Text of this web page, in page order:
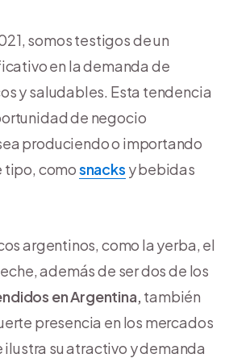
somos testigos de un
en la demanda de
y saludables. Esta tendencia
de negocio
produciendo o importando
tipo, comosnacks y bebidas
argentinos, como la yerba, el
además de ser dos de los
en Argentina, también
presencia en los mercados
ilustra su atractivo y demanda